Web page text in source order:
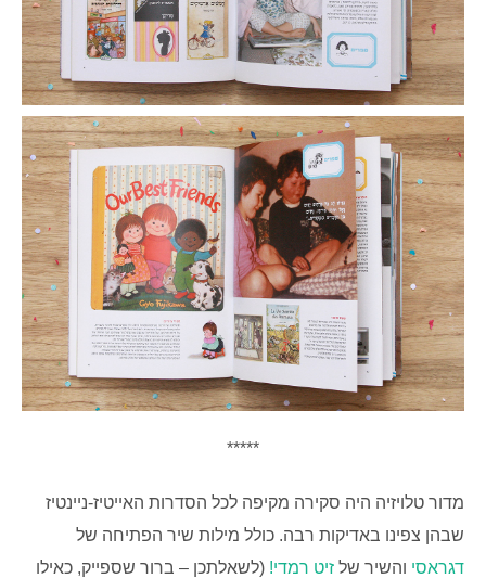
*****
מדור טלויזיה היה סקירה מקיפה לכל הסדרות האייטיז-ניינטיז
שבהן צפינו באדיקות רבה. כולל מילות שיר הפתיחה של
דגראסי והשיר של זיט רמדי! (לשאלתכן – ברור שספייק, כאילו